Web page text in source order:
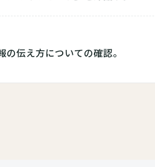
伝え方についての確認。